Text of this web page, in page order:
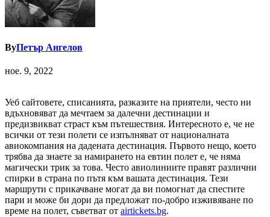
ByПетър Ангелов
ное. 9, 2022
Уеб сайтовете, списанията, разказите на приятели, често ни
вдъхновяват да мечтаем за далечни дестинации и
предизвикват страст към пътешествия. Интересното е, че не
всички от тези полети се изпълняват от националната
авиокомпания на дадената дестинация. Първото нещо, което
трябва да знаете за намирането на евтин полет е, че няма
магически трик за това. Често авиолиниите правят различни
спирки в страна по пътя към вашата дестинация. Тези
маршрути с прикачване могат да ви помогнат да спестите
пари и може би дори да предложат по-добро изживяване по
време на полет, съветват от airtickets.bg.